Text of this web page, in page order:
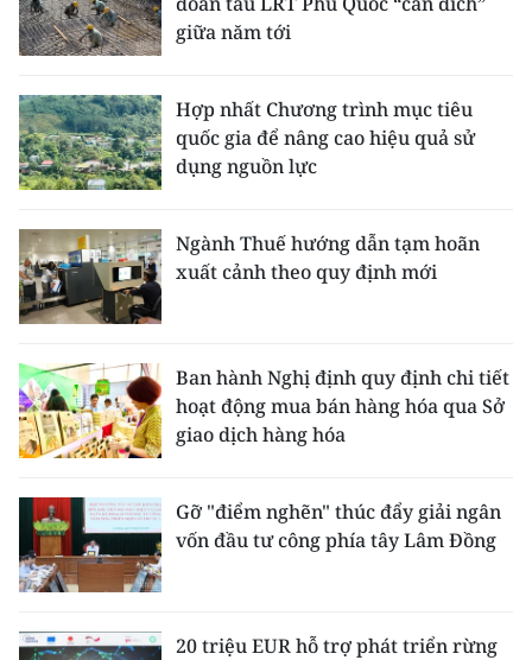
giữa năm tới
Hợp nhất Chương trình mục tiêu
quốc gia để nâng cao hiệu quả sử
dụng nguồn lực
Ngành Thuế hướng dẫn tạm hoãn
xuất cảnh theo quy định mới
Ban hành Nghị định quy định chi tiết
hoạt động mua bán hàng hóa qua Sở
giao dịch hàng hóa
Gỡ "điểm nghẽn" thúc đẩy giải ngân
vốn đầu tư công phía tây Lâm Đồng
20 triệu EUR hỗ trợ phát triển rừng